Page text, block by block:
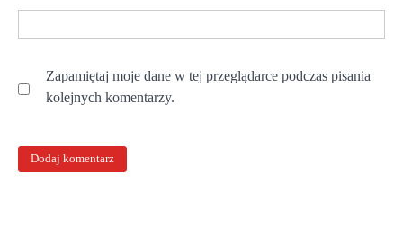
Zapamiętaj moje dane w tej przeglądarce podczas pisania
kolejnych komentarzy.